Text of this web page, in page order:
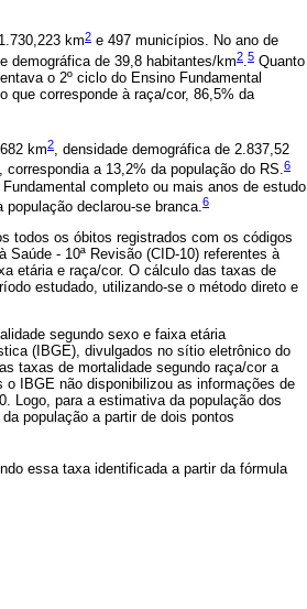
km2 e 497 municípios. No ano de
demográfica de 39,8 habitantes/km2.5 Quanto
o 2º ciclo do Ensino Fundamental
que corresponde à raça/cor, 86,5% da
km2, densidade demográfica de 2.837,52
a 13,2% da população do RS.6
completo ou mais anos de estudo.
declarou-se branca. 6
todos os óbitos registrados com os códigos
- 10ª Revisão (CID-10) referentes à
etária e raça/cor. O cálculo das taxas de
estudado, utilizando-se o método direto e
segundo sexo e faixa etária
(IBGE), divulgados no sítio eletrônico do
taxas de mortalidade segundo raça/cor a
IBGE não disponibilizou as informações de
Logo, para a estimativa da população dos
população a partir de dois pontos
essa taxa identificada a partir da fórmula